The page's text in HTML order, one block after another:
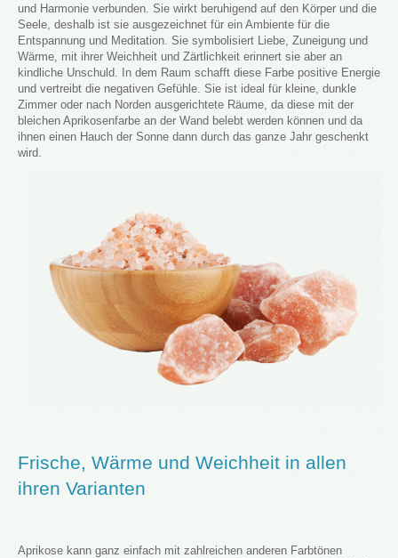
und Harmonie verbunden. Sie wirkt beruhigend auf den Körper und die
Seele, deshalb ist sie ausgezeichnet für ein Ambiente für die
Entspannung und Meditation. Sie symbolisiert Liebe, Zuneigung und
Wärme, mit ihrer Weichheit und Zärtlichkeit erinnert sie aber an
kindliche Unschuld. In dem Raum schafft diese Farbe positive Energie
und vertreibt die negativen Gefühle. Sie ist ideal für kleine, dunkle
Zimmer oder nach Norden ausgerichtete Räume, da diese mit der
bleichen Aprikosenfarbe an der Wand belebt werden können und da
ihnen einen Hauch der Sonne dann durch das ganze Jahr geschenkt
wird.
Frische, Wärme und Weichheit in allen
ihren Varianten
Aprikose kann ganz einfach mit zahlreichen anderen Farbtönen